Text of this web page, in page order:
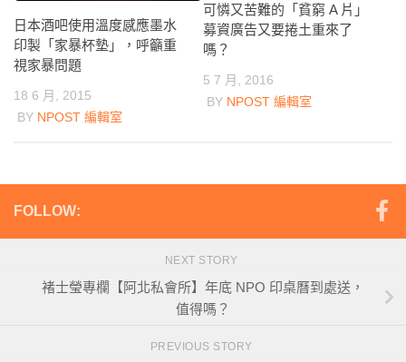
日本酒吧使用溫度感應墨水
印製「家暴杯墊」，呼籲重
視家暴問題
18 6 月, 2015
BY NPOST 編輯室
可憐又苦難的「貧窮 A 片」
募資廣告又要捲土重來了
嗎？
5 7 月, 2016
BY NPOST 編輯室
FOLLOW:
NEXT STORY
褚士瑩專欄【阿北私會所】年底 NPO 印桌曆到處送，
值得嗎？
PREVIOUS STORY